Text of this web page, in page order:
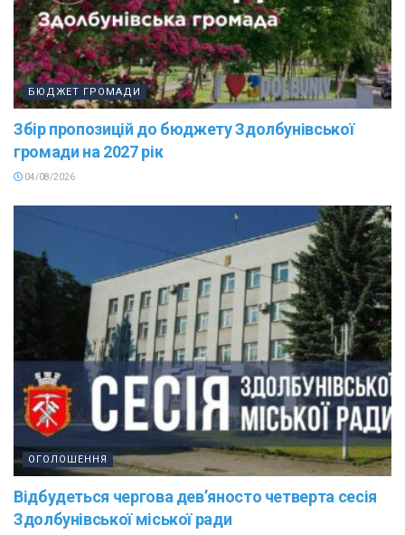
БЮДЖЕТ ГРОМАДИ
Збір пропозицій до бюджету Здолбунівської
громади на 2027 рік
04/08/2026
ОГОЛОШЕННЯ
Відбудеться чергова дев’яносто четверта сесія
Здолбунівської міської ради